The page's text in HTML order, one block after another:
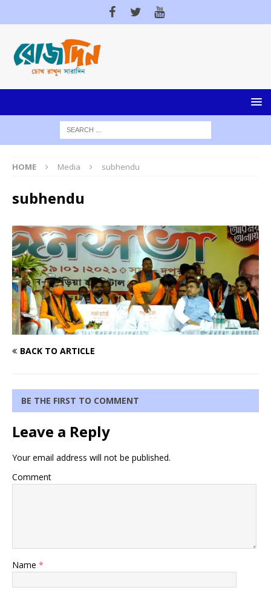
HOME Media subhendu
subhendu
BACK TO ARTICLE
BE THE FIRST TO COMMENT
Leave a Reply
Your email address will not be published.
Comment
Name *